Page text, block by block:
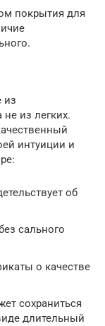
покрытия для
из
из легких.
интуиции и
об
сального
о качестве
сохраниться
длительный